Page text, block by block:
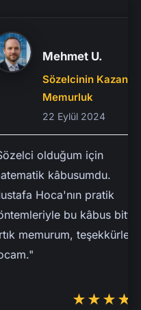
Mehmet U.
Sözelcinin Kazandığı
Memurluk
22 Eylül 2024
olduğum için
kâbusumdu.
Hoca'nın pratik
bu kâbus bitti.
memurum, teşekkürler
★★★★★